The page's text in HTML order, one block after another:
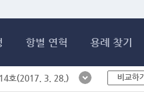
항별 연혁 용례 찾기
호(2017. 3. 28.) 비교하기